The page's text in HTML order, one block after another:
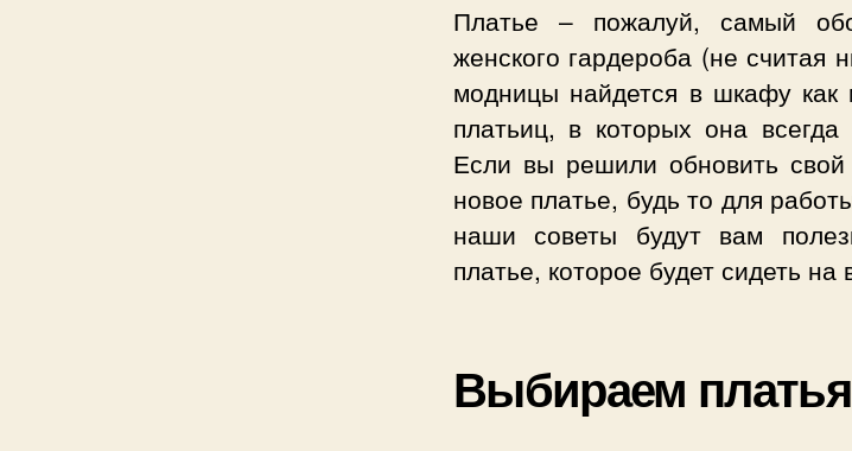
Платье – пожалуй, самый
женского гардероба (не считая
модницы найдется в шкафу
платьиц, в которых она
Если вы решили обновить свой
новое платье, будь то для
наши советы будут вам
платье, которое будет сидеть на
Выбираем платья